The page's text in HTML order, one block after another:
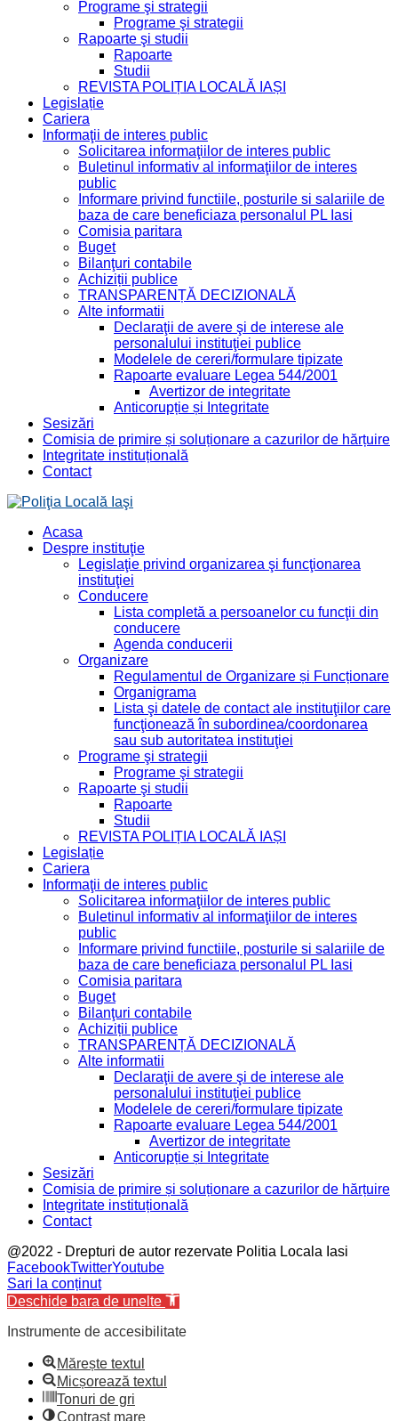
Programe şi strategii
Programe şi strategii
Rapoarte şi studii
Rapoarte
Studii
REVISTA POLIȚIA LOCALĂ IAȘI
Legislație
Cariera
Informaţii de interes public
Solicitarea informaţiilor de interes public
Buletinul informativ al informaţiilor de interes
public
Informare privind functiile, posturile si salariile de
baza de care beneficiaza personalul PL Iasi
Comisia paritara
Buget
Bilanţuri contabile
Achiziții publice
TRANSPARENȚĂ DECIZIONALĂ
Alte informatii
Declaraţii de avere şi de interese ale
personalului instituţiei publice
Modelele de cereri/formulare tipizate
Rapoarte evaluare Legea 544/2001
Avertizor de integritate
Anticorupție și Integritate
Sesizări
Comisia de primire și soluționare a cazurilor de hărțuire
Integritate instituțională
Contact
Acasa
Despre instituţie
Legislaţie privind organizarea şi funcţionarea
instituţiei
Conducere
Lista completă a persoanelor cu funcţii din
conducere
Agenda conducerii
Organizare
Regulamentul de Organizare și Funcționare
Organigrama
Lista şi datele de contact ale instituţiilor care
funcţionează în subordinea/coordonarea
sau sub autoritatea instituţiei
Programe şi strategii
Programe şi strategii
Rapoarte şi studii
Rapoarte
Studii
REVISTA POLIȚIA LOCALĂ IAȘI
Legislație
Cariera
Informaţii de interes public
Solicitarea informaţiilor de interes public
Buletinul informativ al informaţiilor de interes
public
Informare privind functiile, posturile si salariile de
baza de care beneficiaza personalul PL Iasi
Comisia paritara
Buget
Bilanţuri contabile
Achiziții publice
TRANSPARENȚĂ DECIZIONALĂ
Alte informatii
Declaraţii de avere şi de interese ale
personalului instituţiei publice
Modelele de cereri/formulare tipizate
Rapoarte evaluare Legea 544/2001
Avertizor de integritate
Anticorupție și Integritate
Sesizări
Comisia de primire și soluționare a cazurilor de hărțuire
Integritate instituțională
Contact
@2022 - Drepturi de autor rezervate Politia Locala Iasi
FacebookTwitterYoutube
Sari la conținut
Deschide bara de unelte
Instrumente de accesibilitate
Mărește textul
Micșorează textul
Tonuri de gri
Contrast mare